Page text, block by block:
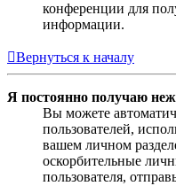
конференции для
информации.
Вернуться к началу
Я постоянно получаю
Вы можете
пользователей,
вашем личном
оскорбительные
пользователя,